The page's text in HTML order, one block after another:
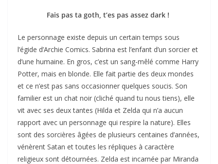
Fais pas ta goth, t’es pas assez dark !
Le personnage existe depuis un certain temps sous
l’égide d’Archie Comics. Sabrina est l’enfant d’un sorcier et
d’une humaine. En gros, c’est un sang-mêlé comme Harry
Potter, mais en blonde. Elle fait partie des deux mondes
et ce n’est pas sans occasionner quelques soucis. Son
familier est un chat noir (cliché quand tu nous tiens), elle
vit avec ses deux tantes (Hilda et Zelda qui n’a aucun
rapport avec un personnage qui respire la nature). Elles
sont des sorcières âgées de plusieurs centaines d’années,
vénèrent Satan et toutes les répliques à caractère
religieux sont détournées. Zelda est incarnée par Miranda